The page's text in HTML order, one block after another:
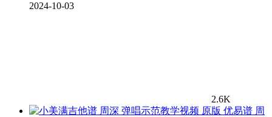
2024-10-03
2.6K
周